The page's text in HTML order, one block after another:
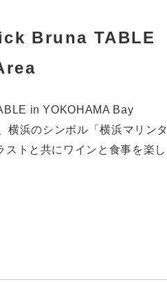
Bruna TABLE
in YOKOHAMA Bay
横浜のシンボル「横浜マリンタ
ストと共にワインと食事を楽し